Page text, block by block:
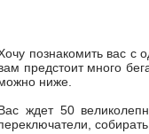
познакомить вас с
предстоит много
ниже.
ждет 50